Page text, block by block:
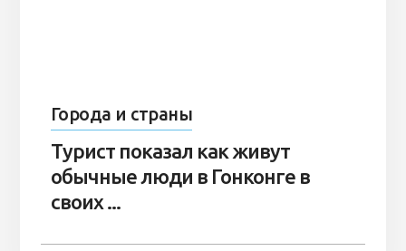
Города и страны
Турист показал как живут
обычные люди в Гонконге в
своих ...